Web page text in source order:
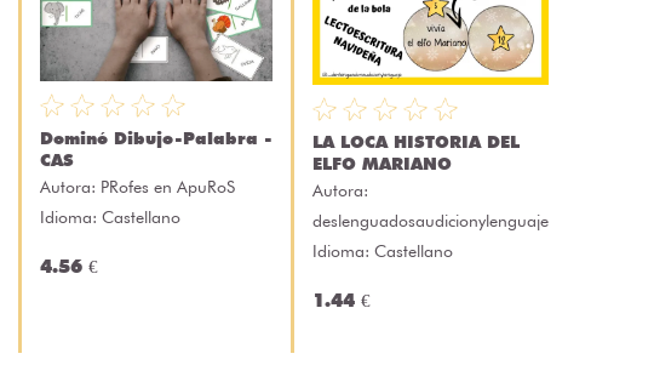
Dominó Dibujo-Palabra -
CAS
Autora: PRofes en ApuRoS
Idioma: Castellano
4.56 €
LA LOCA HISTORIA DEL
ELFO MARIANO
Autora:
deslenguadosaudicionylenguaje
Idioma: Castellano
1.44 €